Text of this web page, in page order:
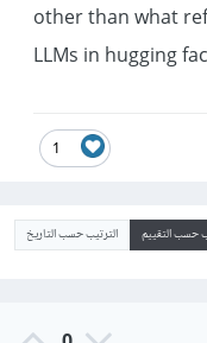
other than what
LLMs in hugging
1
حسب التقييم الترتيب حسب التاريخ